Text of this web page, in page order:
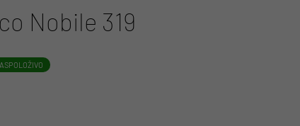
Nobile 319